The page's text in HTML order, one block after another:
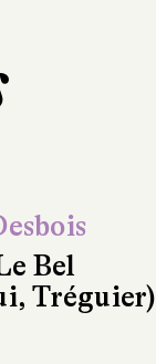
Bel
Tréguier)